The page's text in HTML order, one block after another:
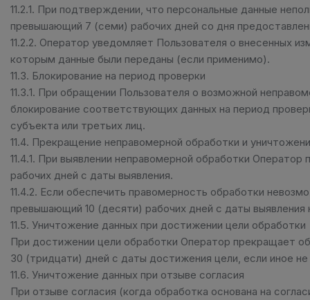
11.2.1. При подтверждении, что персональные данные
превышающий 7 (семи) рабочих дней со дня
11.2.2. Оператор уведомляет Пользователя о внесенных
которым данные были переданы (если применимо).
11.3. Блокирование на период проверки
11.3.1. При обращении Пользователя о возможной
блокирование соответствующих данных на период
субъекта или третьих лиц.
11.4. Прекращение неправомерной обработки и
11.4.1. При выявлении неправомерной обработки
рабочих дней с даты выявления.
11.4.2. Если обеспечить правомерность обработки
превышающий 10 (десяти) рабочих дней с даты выявления
11.5. Уничтожение данных при достижении цели обработки
При достижении цели обработки Оператор прекращает
30 (тридцати) дней с даты достижения цели, если иное
11.6. Уничтожение данных при отзыве согласия
При отзыве согласия (когда обработка основана на